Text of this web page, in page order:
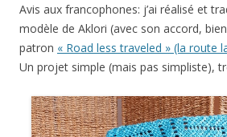
Avis aux francophones: j’ai réalisé et
modèle de Aklori (avec son accord,
patron « Road less traveled » (la route
Un projet simple (mais pas simpliste),